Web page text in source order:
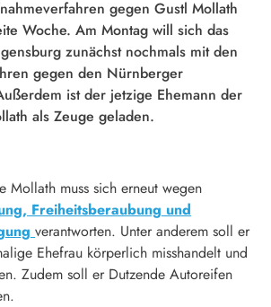
gegen Gustl Mollath
Woche. Am Montag will sich das
zunächst nochmals mit den
gegen den Nürnberger
ist der jetzige Ehemann der
als Zeuge geladen.
Mollath muss sich erneut wegen
Freiheitsberaubung und
verantworten. Unter anderem soll er
Ehefrau körperlich misshandelt und
Zudem soll er Dutzende Autoreifen